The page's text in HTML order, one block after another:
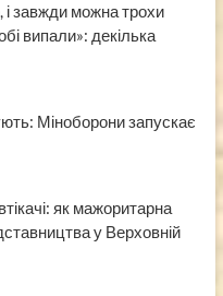
і завжди можна трохи
випали»: декілька
Міноборони запускає
як мажоритарна
у Верховній